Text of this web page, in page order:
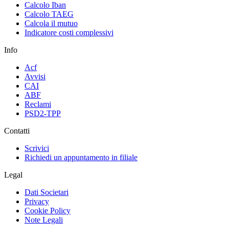
Calcolo Iban
Calcolo TAEG
Calcola il mutuo
Indicatore costi complessivi
Info
Acf
Avvisi
CAI
ABF
Reclami
PSD2-TPP
Contatti
Scrivici
Richiedi un appuntamento in filiale
Legal
Dati Societari
Privacy
Cookie Policy
Note Legali